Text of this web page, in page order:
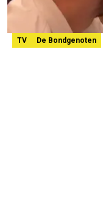
TV De Bondgenoten